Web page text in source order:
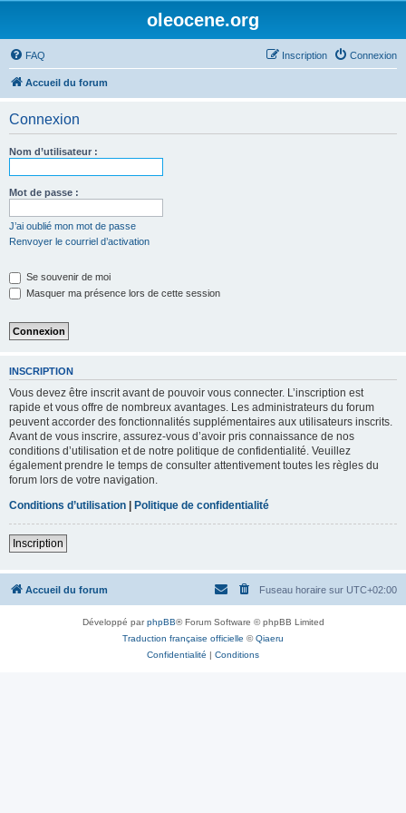
oleocene.org
FAQ Connexion
Inscription
Accueil du forum
Connexion
Nom d’utilisateur :
Mot de passe :
J’ai oublié mon mot de passe
Renvoyer le courriel d’activation
Se souvenir de moi
Masquer ma présence lors de cette session
INSCRIPTION
Vous devez être inscrit avant de pouvoir vous connecter. L’inscription est
rapide et vous offre de nombreux avantages. Les administrateurs du forum
peuvent accorder des fonctionnalités supplémentaires aux utilisateurs inscrits.
Avant de vous inscrire, assurez-vous d’avoir pris connaissance de nos
conditions d’utilisation et de notre politique de confidentialité. Veuillez
également prendre le temps de consulter attentivement toutes les règles du
forum lors de votre navigation.
Conditions d’utilisation | Politique de confidentialité
Inscription
Accueil du forum Fuseau horaire sur UTC+02:00
Développé parphpBB® Forum Software © phpBB Limited
Traduction française officielle ©Qiaeru
Confidentialité | Conditions